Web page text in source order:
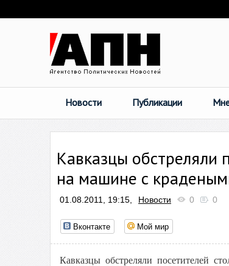
Новости Публикации
Кавказцы обстреляли
на машине с
01.08.2011, 19:15, Новости 0 0
Вконтакте Мой мир
Кавказцы обстреляли посетителей